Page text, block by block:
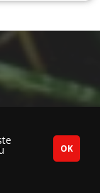
Næstved | CVR